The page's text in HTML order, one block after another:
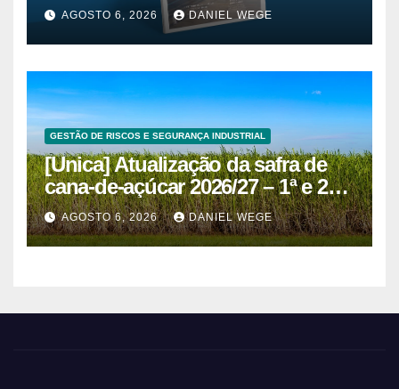
AGOSTO 6, 2026 DANIEL WEGE
GESTÃO DE RISCOS E SEGURANÇA INDUSTRIAL
[Unica] Atualização da safra de
cana-de-açúcar 2026/27 – 1ª e 2ª
quinzenas de junho
AGOSTO 6, 2026 DANIEL WEGE